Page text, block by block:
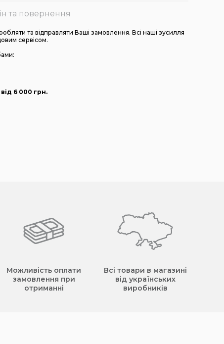
та повернення
та відправляти Ваші замовлення. Всі наші зусилля
сервісом.
6 000 грн.
Можливість оплати
замовлення при
отриманні
Всі товари в магазині
від українських
виробників